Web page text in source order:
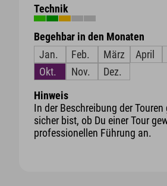
Technik
Begehbar in den Monaten
Jan.
Feb. März April
Okt.
Nov. Dez.
Hinweis
In der Beschreibung der
sicher bist, ob Du einer Tour
professionellen Führung an.